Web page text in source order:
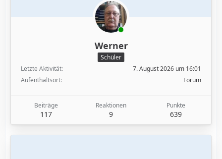
Werner
Schüler
Letzte Aktivität
7. August 2026 um 16:01
Aufenthaltsort
Forum
Beiträge
117
Reaktionen
9
Punkte
639